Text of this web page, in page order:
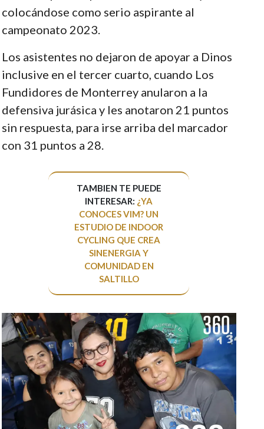
colocándose como serio aspirante al
campeonato 2023.
Los asistentes no dejaron de apoyar a Dinos
inclusive en el tercer cuarto, cuando Los
Fundidores de Monterrey anularon a la
defensiva jurásica y les anotaron 21 puntos
sin respuesta, para irse arriba del marcador
con 31 puntos a 28.
TAMBIEN TE PUEDE
INTERESAR: ¿YA
CONOCES VIM? UN
ESTUDIO DE INDOOR
CYCLING QUE CREA
SINENERGIA Y
COMUNIDAD EN
SALTILLO